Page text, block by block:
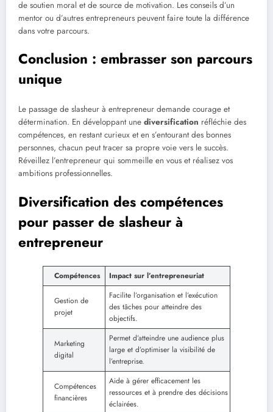
de soutien moral et de source de motivation. Les conseils d’un
mentor ou d’autres entrepreneurs peuvent faire toute la différence
dans votre parcours.
Conclusion : embrasser son parcours
unique
Le passage de slasheur à entrepreneur demande courage et
détermination. En développant une diversification réfléchie des
compétences, en restant curieux et en s’entourant des bonnes
personnes, chacun peut tracer sa propre voie vers le succès.
Réveillez l’entrepreneur qui sommeille en vous et réalisez vos
ambitions professionnelles.
Diversification des compétences
pour passer de slasheur à
entrepreneur
Compétences Impact sur l’entrepreneuriat
Gestion de
projet
Facilite l’organisation et l’exécution
des tâches pour atteindre des
objectifs.
Marketing
digital
Permet d’atteindre une audience plus
large et d’optimiser la visibilité de
l’entreprise.
Compétences
financières
Aide à gérer efficacement les
ressources et à prendre des décisions
éclairées.